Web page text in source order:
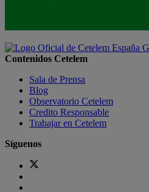
Contenidos Cetelem
Sala de Prensa
Blog
Observatorio Cetelem
Credito Responsable
Trabajar en Cetelem
Síguenos